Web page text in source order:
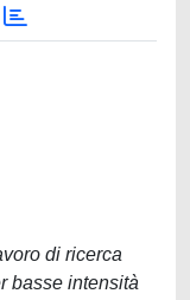
di ricerca
basse intensità